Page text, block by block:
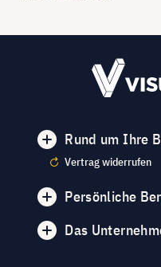
Rund um Ihre
Vertrag widerrufen
Persönliche
Das